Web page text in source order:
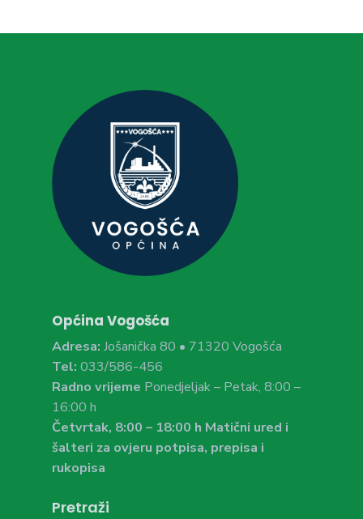
Općina Vogošća
Adresa: Jošanička 80 • 71320 Vogošća
Tel: 033/586-456
Radno vrijeme Ponedjeljak – Petak, 8:00 –
16:00 h
Četvrtak, 8:00 – 18:00 h Matični ured i
šalteri za ovjeru potpisa, prepisa i
rukopisa
Pretraži